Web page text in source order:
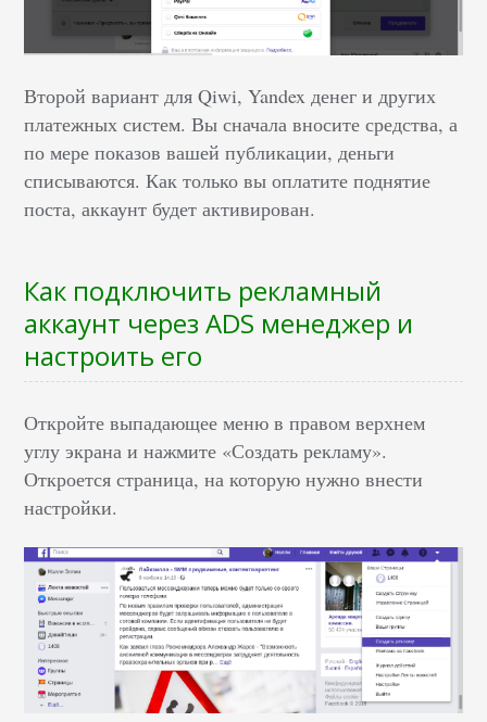
Второй вариант для Qiwi, Yandex денег и других
платежных систем. Вы сначала вносите средства, а
по мере показов вашей публикации, деньги
списываются. Как только вы оплатите поднятие
поста, аккаунт будет активирован.
Как подключить рекламный
аккаунт через ADS менеджер и
настроить его
Откройте выпадающее меню в правом верхнем
углу экрана и нажмите «Создать рекламу».
Откроется страница, на которую нужно внести
настройки.